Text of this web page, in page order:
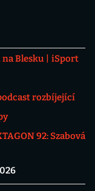
Blesku
iSport
rozbíjející
92: Szabová